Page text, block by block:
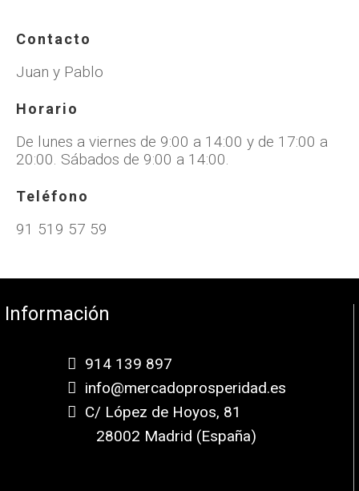
Contacto
Juan y Pablo
Horario
De lunes a viernes de 9:00 a 14:00 y de 17:00 a
20:00. Sábados de 9:00 a 14:00.
Teléfono
91 519 57 59
Información
914 139 897
info@mercadoprosperidad.es
C/ López de Hoyos, 81
28002 Madrid (España)